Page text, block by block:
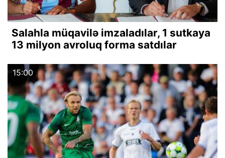
Salahla müqavilə imzaladılar, 1 sutkaya
13 milyon avroluq forma satdılar
15:00